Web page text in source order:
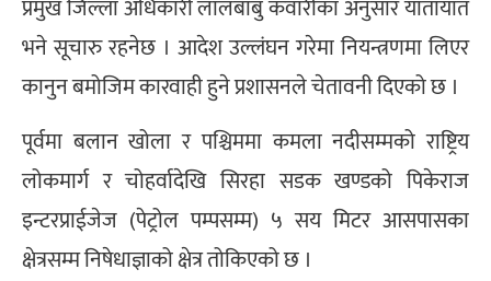
प्रमुख जिल्ला अधिकारी लालबाबु कवारीका अनुसार यातायात
भने सूचारु रहनेछ । आदेश उल्लंघन गरेमा नियन्त्रणमा लिएर
कानुन बमोजिम कारवाही हुने प्रशासनले चेतावनी दिएको छ ।
पूर्वमा बलान खोला र पश्चिममा कमला नदीसम्मको राष्ट्रिय
लोकमार्ग र चोहर्वादेखि सिरहा सडक खण्डको पिकेराज
इन्टरप्राईजेज (पेट्रोल पम्पसम्म) ५ सय मिटर आसपासका
क्षेत्रसम्म निषेधाज्ञाको क्षेत्र तोकिएको छ ।